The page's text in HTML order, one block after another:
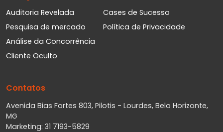
Auditoria Revelada
Pesquisa de mercado
Análise da Concorrência
Cliente Oculto
Cases de Sucesso
Política de Privacidade
Contatos
Avenida Bias Fortes 803, Pilotis - Lourdes, Belo Horizonte,
MG
Marketing: 31 7193-5829